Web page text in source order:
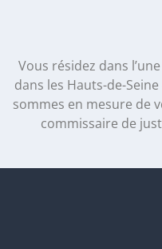
Vous résidez dans
dans les Hauts-de-
sommes en mesure de
commissaire de